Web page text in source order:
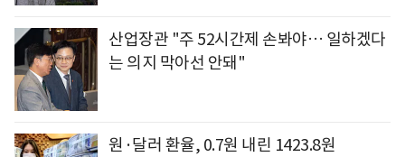
산업장관 "주 52시간제 손봐야… 일하겠다
는 의지 막아선 안돼"
원·달러 환율, 0.7원 내린 1423.8원